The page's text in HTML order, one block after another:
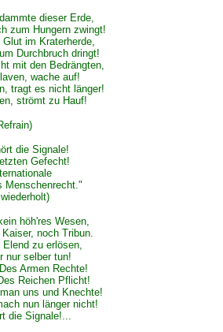
dieser Erde,
zum Hungern zwingt!
im Kraterherde,
Durchbruch dringt!
mit den Bedrängten,
wache auf!
tragt es nicht länger!
strömt zu Hauf!
die Signale!
Gefecht!
Menschenrecht."
höh'res Wesen,
noch Tribun.
zu erlösen,
nur selber tun!
Armen Rechte!
Reichen Pflicht!
uns und Knechte!
nun länger nicht!
die Signale!...